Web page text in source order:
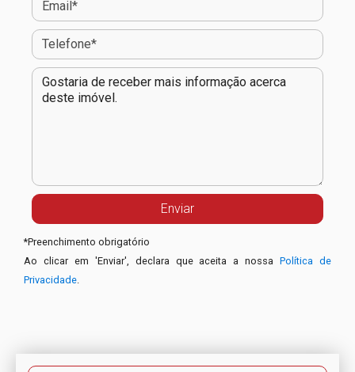
*Preenchimento obrigatório
Ao clicar em 'Enviar', declara que aceita a nossaPolítica de
Privacidade